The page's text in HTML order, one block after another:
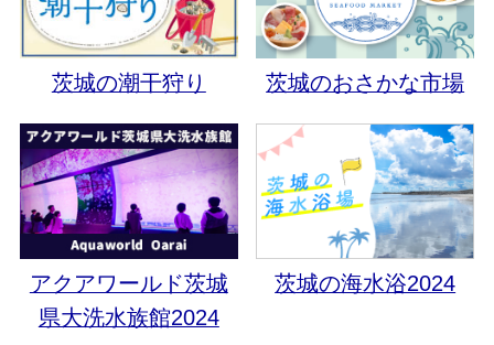
茨城の潮干狩り 茨城のおさかな市場
アクアワールド茨城
県大洗水族館2024
茨城の海水浴2024